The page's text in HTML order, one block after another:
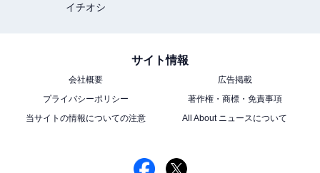
イチオシ
サイト情報
会社概要
広告掲載
プライバシーポリシー
著作権・商標・免責事項
当サイトの情報についての注意
All About ニュースについて